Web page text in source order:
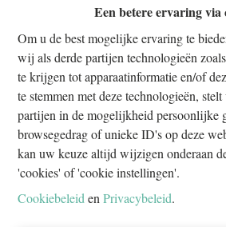
Een betere ervaring via
Om u de best mogelijke ervaring te
wij als derde partijen technologieën
te krijgen tot apparaatinformatie en/of
te stemmen met deze technologieën,
partijen in de mogelijkheid persoonlijke
browsegedrag of unieke ID's op deze
kan uw keuze altijd wijzigen onderaan
'cookies' of 'cookie instellingen'.
Cookiebeleid enPrivacybeleid.
Ukkel! Nieuw project 3-
tuin
32581